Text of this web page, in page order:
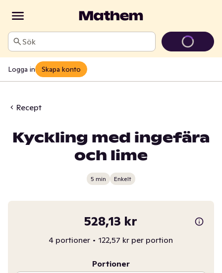
Sök
Logga in Skapa konto
Recept
Kyckling med ingefära
och lime
5 min Enkelt
528,13 kr
4 portioner • 122,57 kr per portion
Portioner